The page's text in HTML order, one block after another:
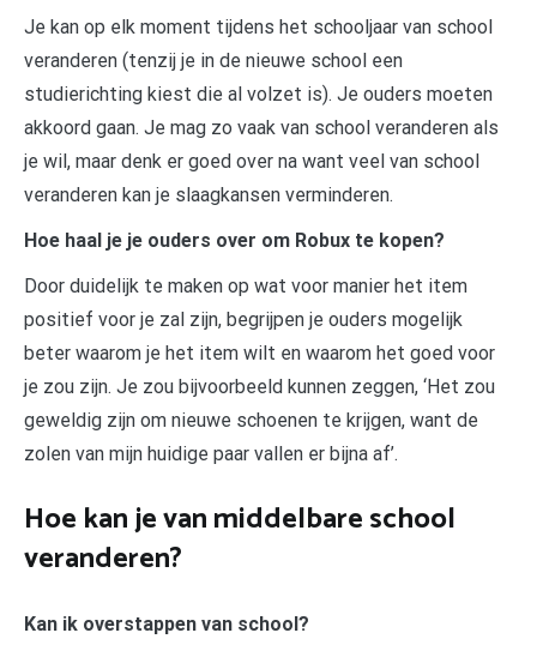
Je kan op elk moment tijdens het schooljaar van school
veranderen (tenzij je in de nieuwe school een
studierichting kiest die al volzet is). Je ouders moeten
akkoord gaan. Je mag zo vaak van school veranderen als
je wil, maar denk er goed over na want veel van school
veranderen kan je slaagkansen verminderen.
Hoe haal je je ouders over om Robux te kopen?
Door duidelijk te maken op wat voor manier het item
positief voor je zal zijn, begrijpen je ouders mogelijk
beter waarom je het item wilt en waarom het goed voor
je zou zijn. Je zou bijvoorbeeld kunnen zeggen, ‘Het zou
geweldig zijn om nieuwe schoenen te krijgen, want de
zolen van mijn huidige paar vallen er bijna af’.
Hoe kan je van middelbare school
veranderen?
Kan ik overstappen van school?